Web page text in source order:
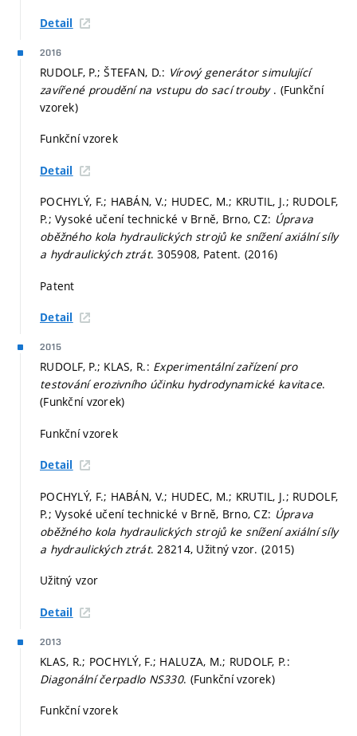
Detail
2016
RUDOLF, P.; ŠTEFAN, D.: Vírový generátor simulující
zavířené proudění na vstupu do sací trouby . (Funkční
vzorek)
Funkční vzorek
Detail
POCHYLÝ, F.; HABÁN, V.; HUDEC, M.; KRUTIL, J.; RUDOLF,
P.; Vysoké učení technické v Brně, Brno, CZ: Úprava
oběžného kola hydraulických strojů ke snížení axiální síly
a hydraulických ztrát. 305908, Patent. (2016)
Patent
Detail
2015
RUDOLF, P.; KLAS, R.: Experimentální zařízení pro
testování erozivního účinku hydrodynamické kavitace.
(Funkční vzorek)
Funkční vzorek
Detail
POCHYLÝ, F.; HABÁN, V.; HUDEC, M.; KRUTIL, J.; RUDOLF,
P.; Vysoké učení technické v Brně, Brno, CZ: Úprava
oběžného kola hydraulických strojů ke snížení axiální síly
a hydraulických ztrát. 28214, Užitný vzor. (2015)
Užitný vzor
Detail
2013
KLAS, R.; POCHYLÝ, F.; HALUZA, M.; RUDOLF, P.:
Diagonální čerpadlo NS330. (Funkční vzorek)
Funkční vzorek